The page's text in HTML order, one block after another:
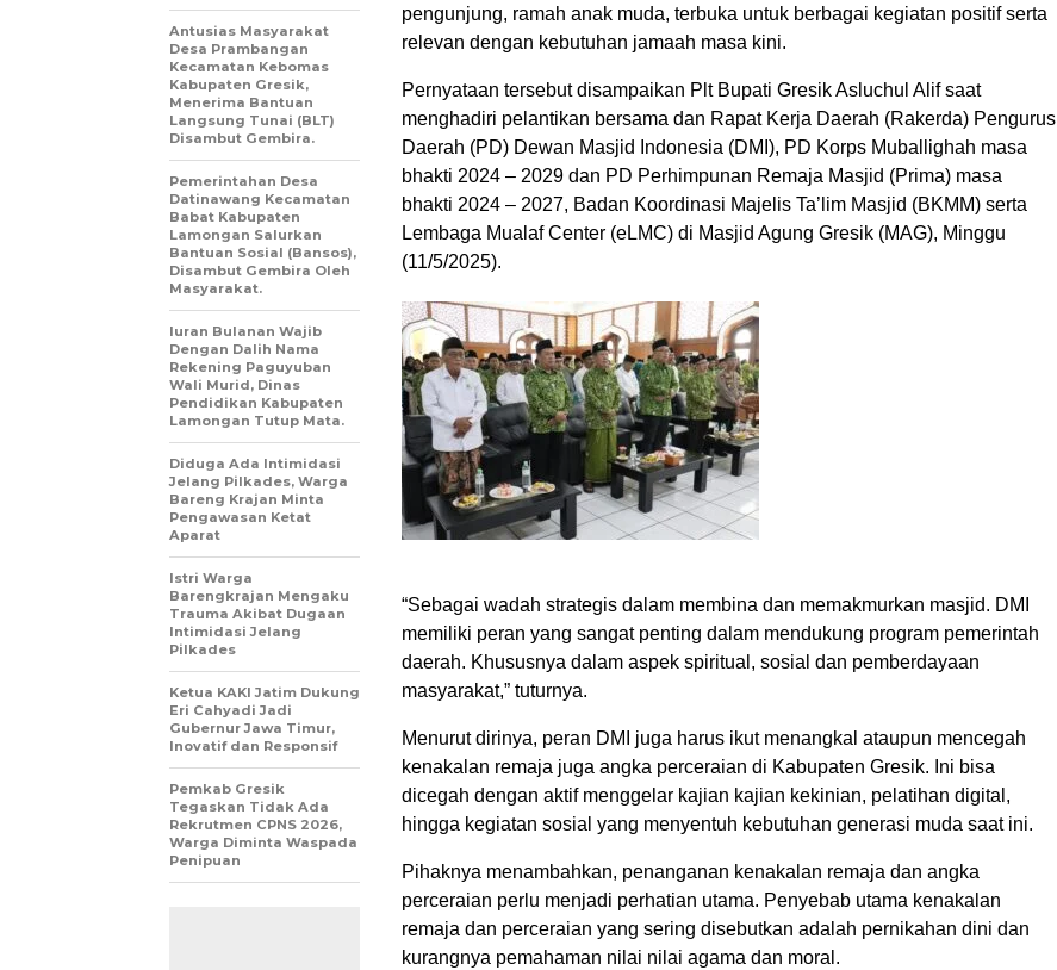
pengunjung, ramah anak muda, terbuka untuk berbagai kegiatan positif serta
relevan dengan kebutuhan jamaah masa kini.
Pernyataan tersebut disampaikan Plt Bupati Gresik Asluchul Alif saat
menghadiri pelantikan bersama dan Rapat Kerja Daerah (Rakerda) Pengurus
Daerah (PD) Dewan Masjid Indonesia (DMI), PD Korps Muballighah masa
bhakti 2024 – 2029 dan PD Perhimpunan Remaja Masjid (Prima) masa
bhakti 2024 – 2027, Badan Koordinasi Majelis Ta’lim Masjid (BKMM) serta
Lembaga Mualaf Center (eLMC) di Masjid Agung Gresik (MAG), Minggu
(11/5/2025).
“Sebagai wadah strategis dalam membina dan memakmurkan masjid. DMI
memiliki peran yang sangat penting dalam mendukung program pemerintah
daerah. Khususnya dalam aspek spiritual, sosial dan pemberdayaan
masyarakat,” tuturnya.
Menurut dirinya, peran DMI juga harus ikut menangkal ataupun mencegah
kenakalan remaja juga angka perceraian di Kabupaten Gresik. Ini bisa
dicegah dengan aktif menggelar kajian kajian kekinian, pelatihan digital,
hingga kegiatan sosial yang menyentuh kebutuhan generasi muda saat ini.
Pihaknya menambahkan, penanganan kenakalan remaja dan angka
perceraian perlu menjadi perhatian utama. Penyebab utama kenakalan
remaja dan perceraian yang sering disebutkan adalah pernikahan dini dan
kurangnya pemahaman nilai nilai agama dan moral.
Antusias Masyarakat
Desa Prambangan
Kecamatan Kebomas
Kabupaten Gresik,
Menerima Bantuan
Langsung Tunai (BLT)
Disambut Gembira.
Pemerintahan Desa
Datinawang Kecamatan
Babat Kabupaten
Lamongan Salurkan
Bantuan Sosial (Bansos),
Disambut Gembira Oleh
Masyarakat.
Iuran Bulanan Wajib
Dengan Dalih Nama
Rekening Paguyuban
Wali Murid, Dinas
Pendidikan Kabupaten
Lamongan Tutup Mata.
Diduga Ada Intimidasi
Jelang Pilkades, Warga
Bareng Krajan Minta
Pengawasan Ketat
Aparat
Istri Warga
Barengkrajan Mengaku
Trauma Akibat Dugaan
Intimidasi Jelang
Pilkades
Ketua KAKI Jatim Dukung
Eri Cahyadi Jadi
Gubernur Jawa Timur,
Inovatif dan Responsif
Pemkab Gresik
Tegaskan Tidak Ada
Rekrutmen CPNS 2026,
Warga Diminta Waspada
Penipuan